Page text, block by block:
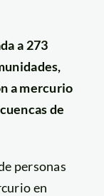
a 273
a mercurio
de
personas
en